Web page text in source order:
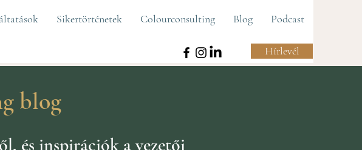
Sikertörténetek Colourconsulting Blog Podcast
Hírlevél
blog
és inspirációk a vezetői